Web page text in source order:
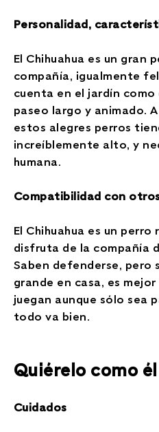
Personalidad,
El Chihuahua es un gran
compañía, igualmente
cuenta en el jardín
paseo largo y animado.
estos alegres perros
increíblemente alto, y
humana.
Compatibilidad con
El Chihuahua es un
disfruta de la compañía
Saben defenderse, pero
grande en casa, es
juegan aunque sólo sea
todo va bien.
Quiérelo como
Cuidados